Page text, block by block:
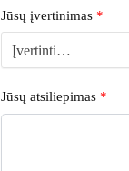
Jūsų įvertinimas *
Jūsų atsiliepimas *